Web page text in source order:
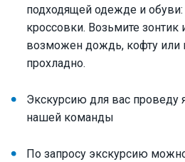
подходящей одежде и
кроссовки. Возьмите
возможен дождь, кофту или
прохладно.
Экскурсию для вас проведу
нашей команды
По запросу экскурсию